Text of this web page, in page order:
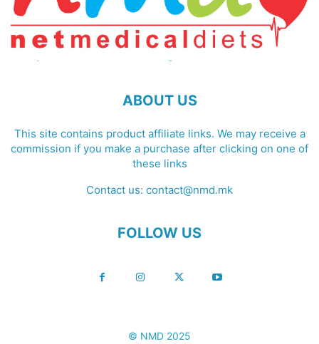
ABOUT US
This site contains product affiliate links. We may receive a
commission if you make a purchase after clicking on one of
these links
Contact us: contact@nmd.mk
FOLLOW US
© NMD 2025